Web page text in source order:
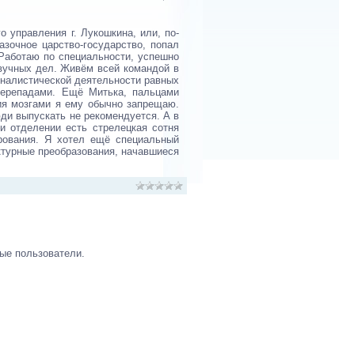
управления г. Лукошкина, или, по-
царство-государство, попал
по специальности, успешно
дел. Живём всей командой в
деятельности равных
Ещё Митька, пальцами
мозгами я ему обычно запрещаю.
выпускать не рекомендуется. А в
есть стрелецкая сотня
Я хотел ещё специальный
преобразования, начавшиеся
пользователи.